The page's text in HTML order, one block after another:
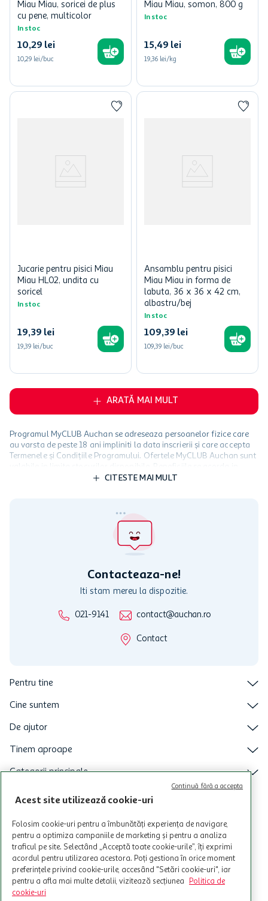
Miau Miau, soricei de plus
cu pene, multicolor
In stoc
10,29 lei
10,29 lei/buc
Miau Miau, somon, 800 g
In stoc
15,49 lei
19,36 lei/kg
Jucarie pentru pisici Miau
Miau HL02, undita cu
soricel
In stoc
19,39 lei
19,39 lei/buc
Ansamblu pentru pisici
Miau Miau in forma de
labuta, 36 x 36 x 42 cm,
albastru/bej
In stoc
109,39 lei
109,39 lei/buc
ARATĂ MAI MULT
Programul MyCLUB Auchan se adreseaza persoanelor fizice care
au varsta de peste 18 ani impliniti la data inscrierii și care accepta
Termenele și Condițiile Programului. Ofertele MyCLUB Auchan sunt
limita a 12 unitati / card client o singura data in perioada promotiei.
activitati in afara celor mentionate in Termene si Conditii. Auchan
nu raspunde pentru imposibilitatea utilizarii Cardului in perioada in
care aceste este suspendat sau in perioada in care sunt efectuate
CITESTE MAI MULT
Contacteaza-ne!
Iti stam mereu la dispozitie.
021-9141 contact@auchan.ro
Contact
Pentru tine
Cine suntem
De ajutor
Tinem aproape
Categorii principale
Intra acum in aplicatia Auchan
Acest site utilizează cookie-uri
Folosim cookie-uri pentru a îmbunătăți experiența de navigare,
pentru a optimiza campaniile de marketing și pentru a analiza
traficul pe site. Selectând „Acceptă toate cookie-urile”, îți exprimi
acordul pentru utilizarea acestora. Poți gestiona în orice moment
preferințele privind cookie-urile, accesând "Setări cookie-uri", iar
pentru a afla mai multe detalii, vizitează secțiunea
Politica de
cookie-uri
Continuă fără a accepta